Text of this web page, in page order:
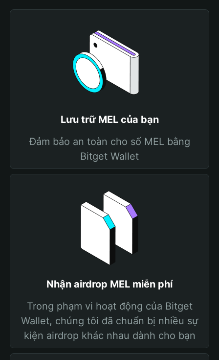
Lưu trữ MEL của bạn
Đảm bảo an toàn cho số MEL bằng
Bitget Wallet
Nhận airdrop MEL miễn phí
Trong phạm vi hoạt động của Bitget
Wallet, chúng tôi đã chuẩn bị nhiều sự
kiện airdrop khác nhau dành cho bạn